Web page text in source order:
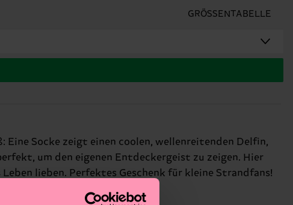
GRÖSSENTABELLE
Socke zeigt einen coolen, wellenreitenden Delfin,
um den eigenen Entdeckergeist zu zeigen. Hier
lieben. Perfektes Geschenk für kleine Strandfans!